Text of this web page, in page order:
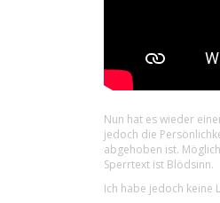
Nun hat es wieder
jedoch die
abgehoben ist.
Sperrtext ist Blödsinn.
Ich habe jedoch keine